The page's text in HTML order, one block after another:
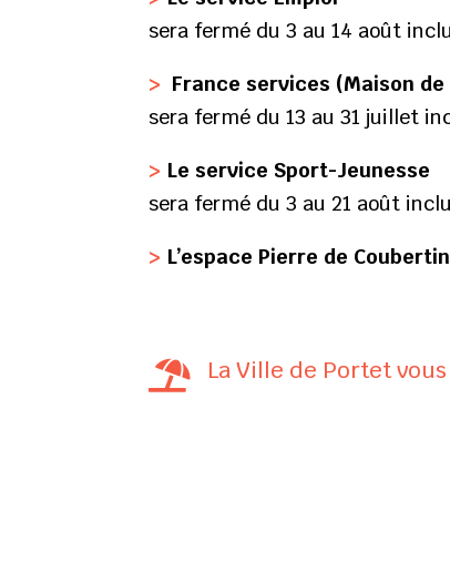
sera fermé du 3 au 14 août
> France services (Maison
sera fermé du 13 au 31 juillet
> Le service Sport-Jeunesse
sera fermé du 3 au 21 août
> L’espace Pierre de
 La Ville de Portet